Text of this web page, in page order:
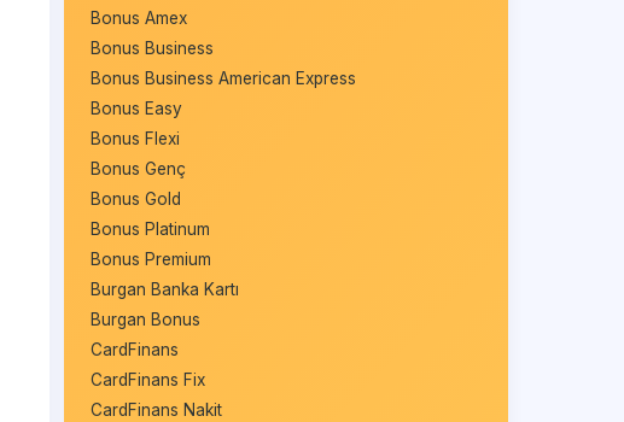
Bonus Amex
Bonus Business
Bonus Business American Express
Bonus Easy
Bonus Flexi
Bonus Genç
Bonus Gold
Bonus Platinum
Bonus Premium
Burgan Banka Kartı
Burgan Bonus
CardFinans
CardFinans Fix
CardFinans Nakit